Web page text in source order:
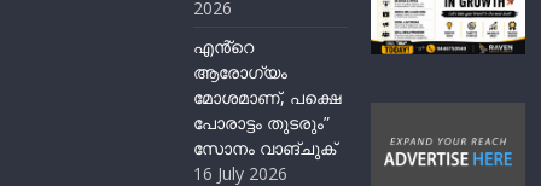
2026
എൻ്റെ
ആരോഗ്യം
മോശമാണ്, പക്ഷെ
പോരാട്ടം തുടരും”
സോനം വാങ്ചുക്
16 July 2026